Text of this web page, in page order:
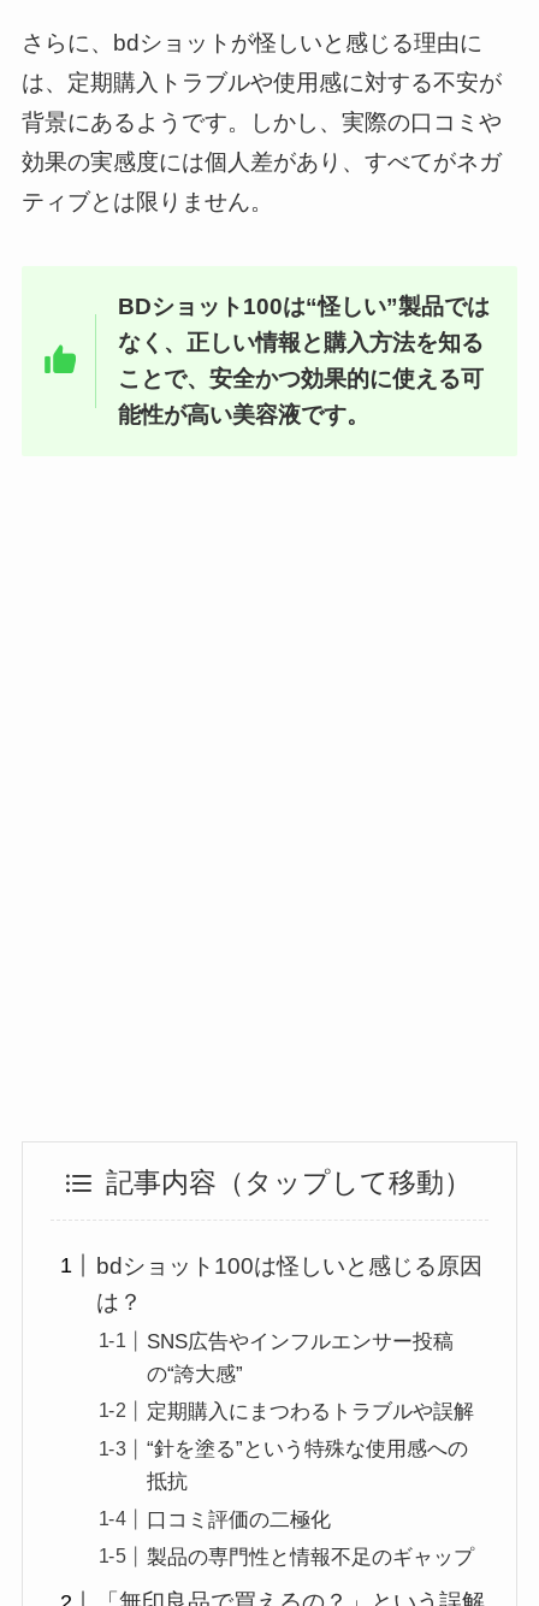
さらに、bdショットが怪しいと感じる理由に
は、定期購入トラブルや使用感に対する不安が
背景にあるようです。しかし、実際の口コミや
効果の実感度には個人差があり、すべてがネガ
ティブとは限りません。
BDショット100は“怪しい”製品では
なく、正しい情報と購入方法を知る
ことで、安全かつ効果的に使える可
能性が高い美容液です。
記事内容（タップして移動）
bdショット100は怪しいと感じる原因
は？
SNS広告やインフルエンサー投稿
の“誇大感”
定期購入にまつわるトラブルや誤解
“針を塗る”という特殊な使用感への
抵抗
口コミ評価の二極化
製品の専門性と情報不足のギャップ